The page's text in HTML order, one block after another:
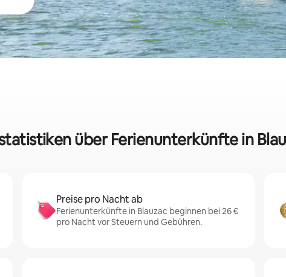
über Ferienunterkünfte in
Preise pro Nacht ab
Ferienunterkünfte in Blauzac beginnen bei 26 €
pro Nacht vor Steuern und Gebühren.